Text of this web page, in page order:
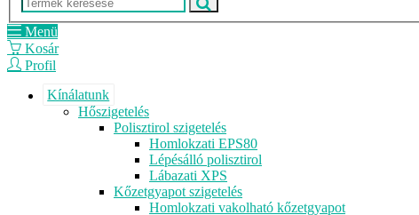
Menü
Kosár
Profil
Kínálatunk
Hőszigetelés
Polisztirol szigetelés
Homlokzati EPS80
Lépésálló polisztirol
Lábazati XPS
Kőzetgyapot szigetelés
Homlokzati vakolható kőzetgyapot